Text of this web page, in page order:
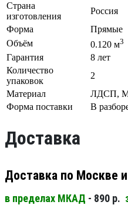
Страна
изготовления
Россия
Форма
Прямые
Объём
0.120 м3
Гарантия
8 лет
Количество
упаковок
2
Материал
ЛДСП,
Форма поставки
В
Доставка
Доставка по Москве
в пределах МКАД - 890 р.